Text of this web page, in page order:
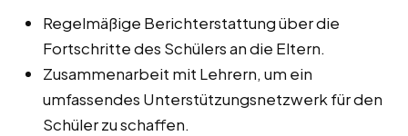
Regelmäßige Berichterstattung über die
Fortschritte des Schülers an die Eltern.
Zusammenarbeit mit Lehrern, um ein
umfassendes Unterstützungsnetzwerk für den
Schüler zu schaffen.